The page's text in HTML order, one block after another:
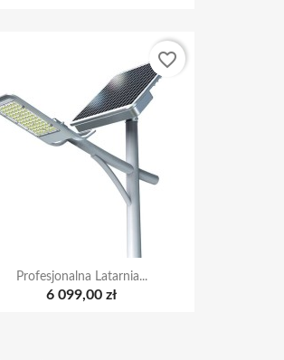
Profesjonalna Latarnia...
6 099,00 zł
favorite_border